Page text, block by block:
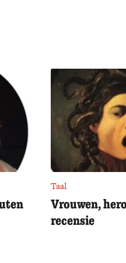
Taal
Vrouwen,
recensie